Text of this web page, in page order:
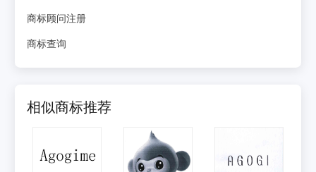
商标顾问注册
商标查询
相似商标推荐